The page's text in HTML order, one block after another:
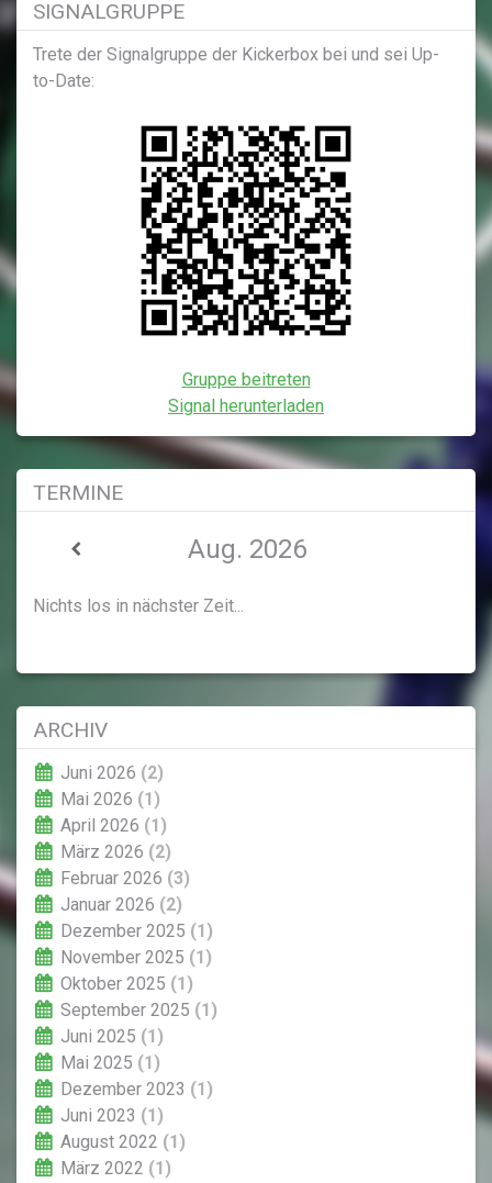
SIGNALGRUPPE
Trete der Signalgruppe der Kickerbox bei und sei Up-
to-Date:
Gruppe beitreten
Signal herunterladen
TERMINE
Aug. 2026
Nichts los in nächster Zeit...
ARCHIV
Juni 2026 (2)
Mai 2026 (1)
April 2026 (1)
März 2026 (2)
Februar 2026 (3)
Januar 2026 (2)
Dezember 2025 (1)
November 2025 (1)
Oktober 2025 (1)
September 2025 (1)
Juni 2025 (1)
Mai 2025 (1)
Dezember 2023 (1)
Juni 2023 (1)
August 2022 (1)
März 2022 (1)